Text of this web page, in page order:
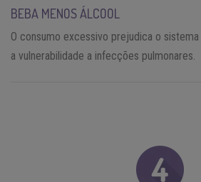
BEBA MENOS ÁLCOOL
O consumo excessivo prejudica o
a vulnerabilidade a infecções pulmonares.